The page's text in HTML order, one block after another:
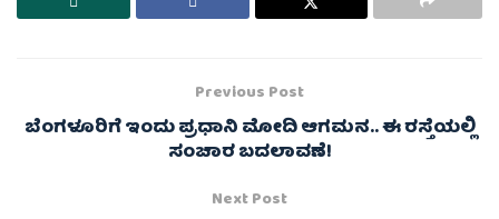
Previous Post
ಬೆಂಗಳೂರಿಗೆ ಇಂದು ಪ್ರಧಾನಿ ಮೋದಿ ಆಗಮನ.. ಈ ರಸ್ತೆಯಲ್ಲಿ
ಸಂಚಾರ ಬದಲಾವಣೆ!
Next Post